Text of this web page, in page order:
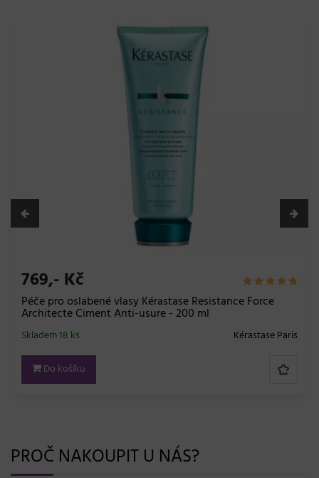
769,- Kč
Péče pro oslabené vlasy Kérastase Resistance Force
Architecte Ciment Anti-usure - 200 ml
Kérastase Paris
Skladem 18 ks
Do košíku
PROČ NAKOUPIT U NÁS?